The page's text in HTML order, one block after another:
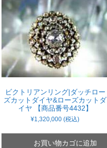
ビクトリアンリング|ダッチロー
ズカットダイヤ&ローズカットダ
イヤ 【商品番号4432】
¥1,320,000 (税込)
お買い物カゴに追加